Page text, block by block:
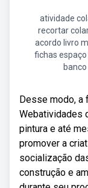
atividade
recortar
acordo livro
fichas
banco
Desse modo, a
Webatividades
pintura e até
promover a
socialização
construção e